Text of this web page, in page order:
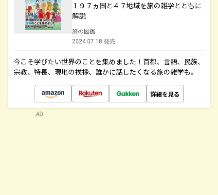
１９７ヵ国と４７地域を旅の雑学とともに
解説
旅の図鑑
2024.07.18 発売
今こそ学びたい世界のことを集めました！首都、言語、民族、
宗教、特長、現地の挨拶、誰かに話したくなる旅の雑学も。
詳細を見る
AD